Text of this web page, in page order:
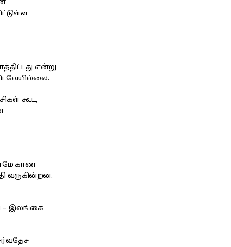
என்று
கூட,
காண
வருகின்றன.
– இலங்கை